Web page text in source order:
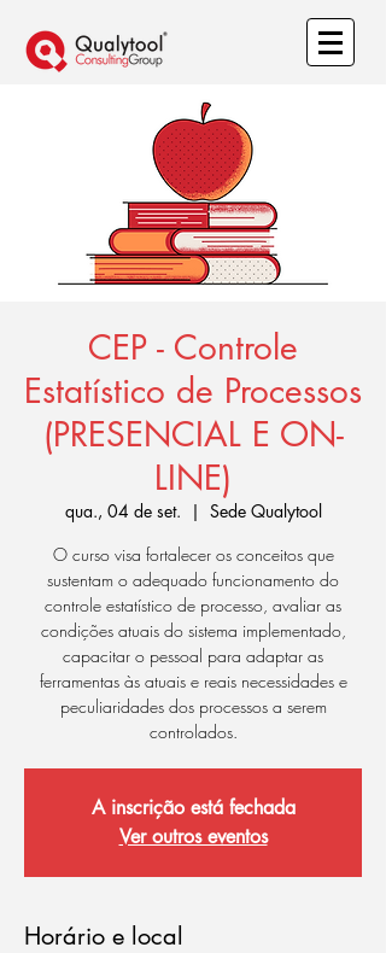
CEP - Controle
Estatístico de Processos
(PRESENCIAL E ON-
LINE)
qua., 04 de set.
  |
Sede Qualytool
O curso visa fortalecer os conceitos que
sustentam o adequado funcionamento do
controle estatístico de processo, avaliar as
condições atuais do sistema implementado,
capacitar o pessoal para adaptar as
ferramentas às atuais e reais necessidades e
peculiaridades dos processos a serem
controlados.
A inscrição está fechada
Ver outros eventos
Horário e local